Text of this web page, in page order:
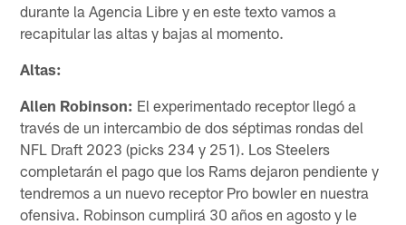
durante la Agencia Libre y en este texto vamos a
recapitular las altas y bajas al momento.
Altas:
Allen Robinson: El experimentado receptor llegó a
través de un intercambio de dos séptimas rondas del
NFL Draft 2023 (picks 234 y 251). Los Steelers
completarán el pago que los Rams dejaron pendiente y
tendremos a un nuevo receptor Pro bowler en nuestra
ofensiva. Robinson cumplirá 30 años en agosto y le